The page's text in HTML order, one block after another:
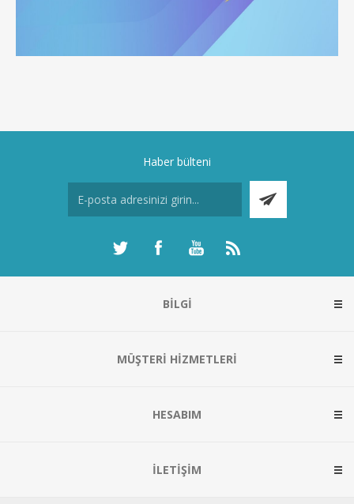
Haber bülteni
BILGI
MÜŞTERI HIZMETLERI
HESABIM
İLETIŞIM